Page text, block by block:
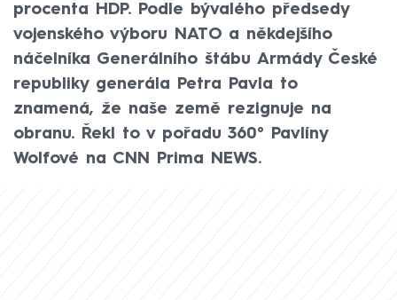
procenta HDP. Podle bývalého předsedy
vojenského výboru NATO a někdejšího
náčelníka Generálního štábu Armády České
republiky generála Petra Pavla to
znamená, že naše země rezignuje na
obranu. Řekl to v pořadu 360° Pavlíny
Wolfové na CNN Prima NEWS.